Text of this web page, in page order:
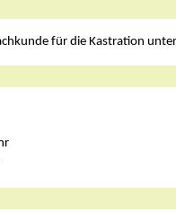
für die Kastration